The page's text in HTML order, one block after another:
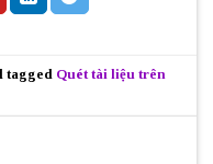
tagged Quét tài liệu trên